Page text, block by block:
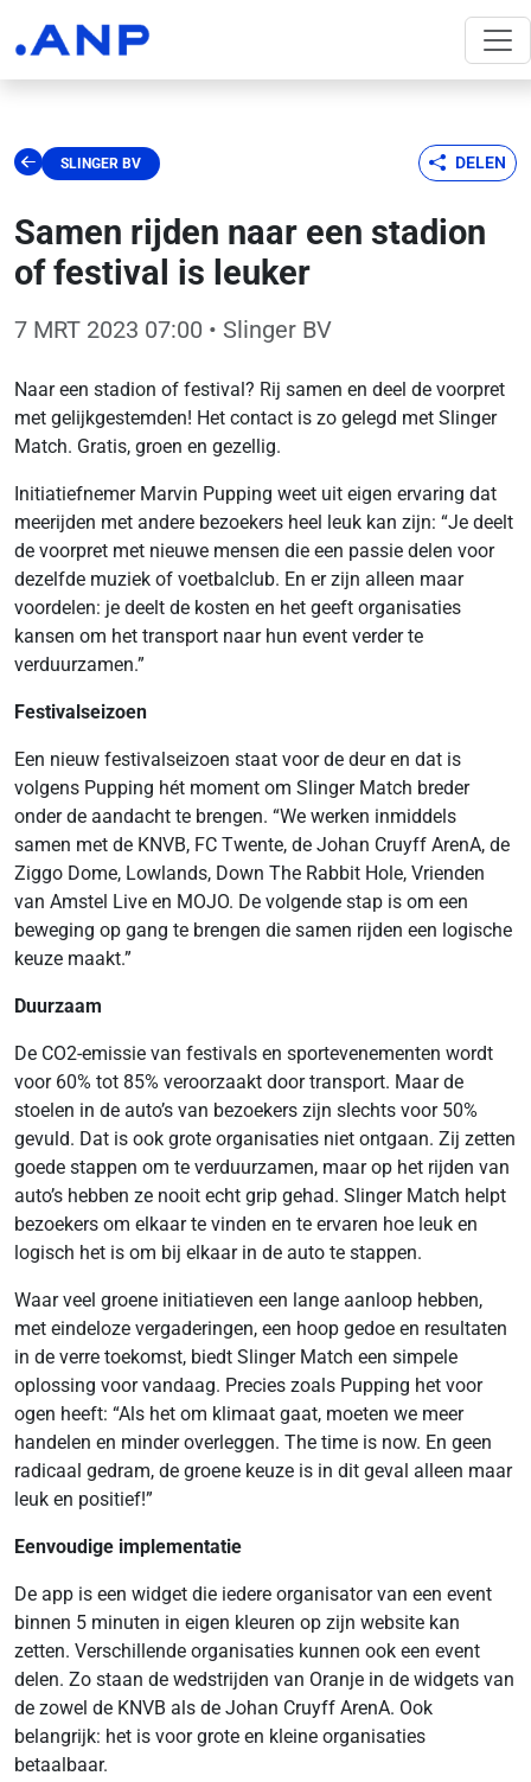
SLINGER BV DELEN
Samen rijden naar een stadion
of festival is leuker
7 MRT 2023 07:00 • Slinger BV
Naar een stadion of festival? Rij samen en deel de voorpret
met gelijkgestemden! Het contact is zo gelegd met Slinger
Match. Gratis, groen en gezellig.
Initiatiefnemer Marvin Pupping weet uit eigen ervaring dat
meerijden met andere bezoekers heel leuk kan zijn: “Je deelt
de voorpret met nieuwe mensen die een passie delen voor
dezelfde muziek of voetbalclub. En er zijn alleen maar
voordelen: je deelt de kosten en het geeft organisaties
kansen om het transport naar hun event verder te
verduurzamen.”
Festivalseizoen
Een nieuw festivalseizoen staat voor de deur en dat is
volgens Pupping hét moment om Slinger Match breder
onder de aandacht te brengen. “We werken inmiddels
samen met de KNVB, FC Twente, de Johan Cruyff ArenA, de
Ziggo Dome, Lowlands, Down The Rabbit Hole, Vrienden
van Amstel Live en MOJO. De volgende stap is om een
beweging op gang te brengen die samen rijden een logische
keuze maakt.”
Duurzaam
De CO2-emissie van festivals en sportevenementen wordt
voor 60% tot 85% veroorzaakt door transport. Maar de
stoelen in de auto’s van bezoekers zijn slechts voor 50%
gevuld. Dat is ook grote organisaties niet ontgaan. Zij zetten
goede stappen om te verduurzamen, maar op het rijden van
auto’s hebben ze nooit echt grip gehad. Slinger Match helpt
bezoekers om elkaar te vinden en te ervaren hoe leuk en
logisch het is om bij elkaar in de auto te stappen.
Waar veel groene initiatieven een lange aanloop hebben,
met eindeloze vergaderingen, een hoop gedoe en resultaten
in de verre toekomst, biedt Slinger Match een simpele
oplossing voor vandaag. Precies zoals Pupping het voor
ogen heeft: “Als het om klimaat gaat, moeten we meer
handelen en minder overleggen. The time is now. En geen
radicaal gedram, de groene keuze is in dit geval alleen maar
leuk en positief!”
Eenvoudige implementatie
De app is een widget die iedere organisator van een event
binnen 5 minuten in eigen kleuren op zijn website kan
zetten. Verschillende organisaties kunnen ook een event
delen. Zo staan de wedstrijden van Oranje in de widgets van
de zowel de KNVB als de Johan Cruyff ArenA. Ook
belangrijk: het is voor grote en kleine organisaties
betaalbaar.